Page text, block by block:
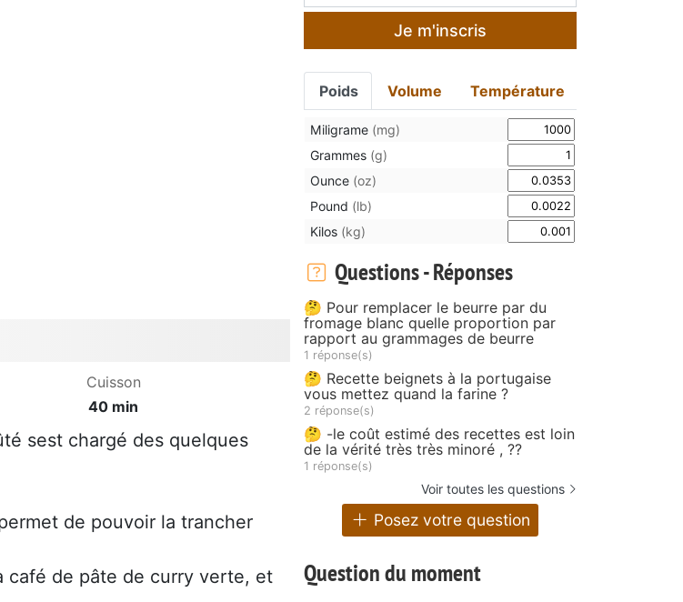
Cuisson
40 min
sest chargé des quelques
de pouvoir la trancher
café de pâte de curry verte, et
Je m'inscris
Poids Volume Température
Miligrame (mg)
Grammes (g)
Ounce (oz)
Pound (lb)
Kilos (kg)
Questions - Réponses
🤔 Pour remplacer le beurre par du
fromage blanc quelle proportion par
rapport au grammages de beurre
1 réponse(s)
🤔 Recette beignets à la portugaise
vous mettez quand la farine ?
2 réponse(s)
🤔 -le coût estimé des recettes est loin
de la vérité très très minoré , ??
1 réponse(s)
Voir toutes les questions
Posez votre question
Question du moment